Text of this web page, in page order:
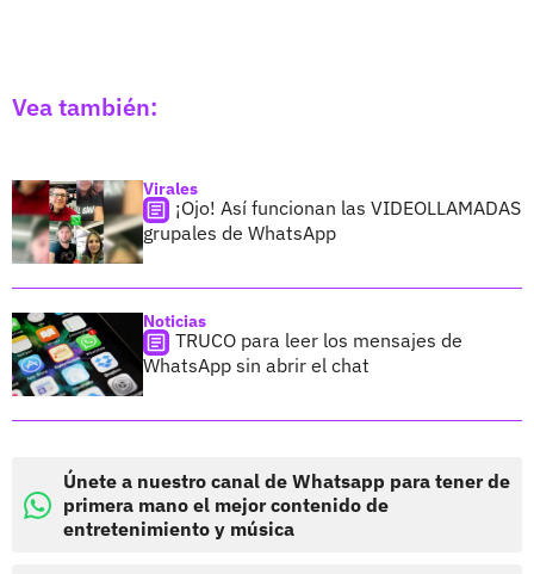
Vea también:
Virales
¡Ojo! Así funcionan las VIDEOLLAMADAS
grupales de WhatsApp
Noticias
TRUCO para leer los mensajes de
WhatsApp sin abrir el chat
Únete a nuestro canal de Whatsapp para tener de
primera mano el mejor contenido de
entretenimiento y música